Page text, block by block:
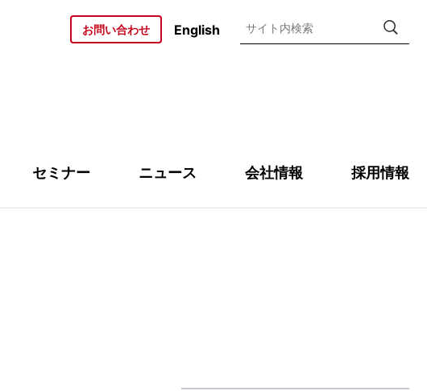
お問い合わせ English 検索
セミナー ニュース 会社情報 採用情報